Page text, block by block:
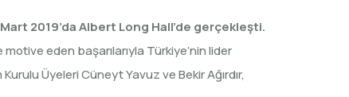
2019’da Albert Long Hall’de gerçekleşti.
eden başarılarıyla Türkiye’nin lider
Üyeleri Cüneyt Yavuz ve Bekir Ağırdır,